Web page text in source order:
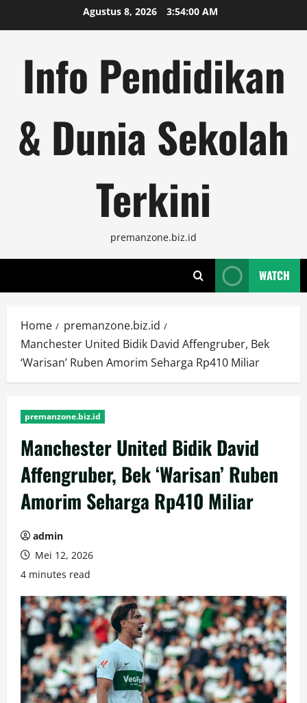
to
Agustus 8, 2026 3:54:01 AM
Info Pendidikan
& Dunia Sekolah
Terkini
premanzone.biz.id
WATCH
Home
premanzone.biz.id
Manchester United Bidik David Affengruber, Bek
‘Warisan’ Ruben Amorim Seharga Rp410 Miliar
premanzone.biz.id
Manchester United Bidik David
Affengruber, Bek ‘Warisan’ Ruben
Amorim Seharga Rp410 Miliar
admin
Mei 12, 2026
4 minutes read